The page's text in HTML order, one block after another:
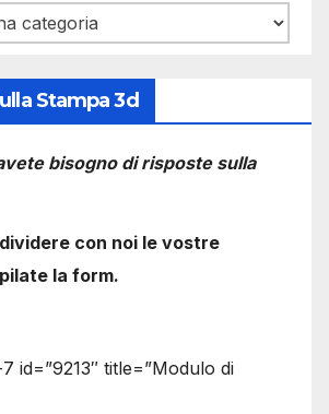
Stampa 3d
bisogno di risposte sulla
con noi le vostre
la form.
id=”9213″ title=”Modulo di